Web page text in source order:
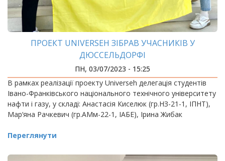
ПРОЕКТ UNIVERSEH ЗІБРАВ УЧАСНИКІВ У
ДЮССЕЛЬДОРФІ
ПН, 03/07/2023 - 15:25
В рамках реалізації проекту Universeh делегація студентів
Івано-Франківського національного технічного університету
нафти і газу, у складі: Анастасія Киселюк (гр.НЗ-21-1, ІПНТ),
Мар‘яна Рачкевич (гр.АМм-22-1, ІАБЕ), Ірина Жибак
Переглянути